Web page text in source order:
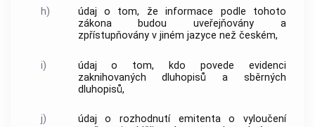
h)
údaj o tom, že informace podle tohoto
zákona budou uveřejňovány a
zpřístupňovány v jiném jazyce než českém,
i)
údaj o tom, kdo povede evidenci
zaknihovaných dluhopisů a sběrných
dluhopisů,
j)
údaj o rozhodnutí emitenta o vyloučení